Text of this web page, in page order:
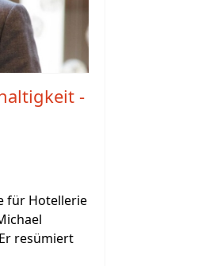
-
für Hotellerie
resümiert